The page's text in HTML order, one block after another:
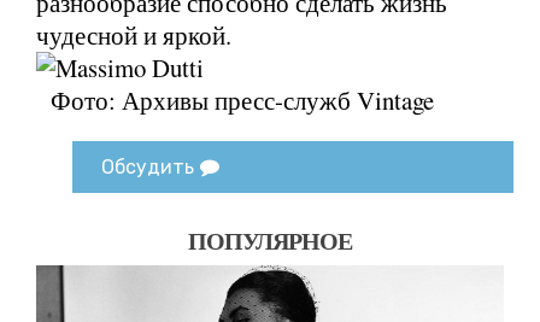
чудесной и яркой.
Фото: Архивы пресс-служб Vintage
Обсудить
ПОПУЛЯРНОЕ